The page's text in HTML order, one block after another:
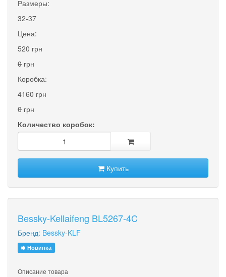
Размеры:
32-37
Цена:
520 грн
0 грн
Коробка:
4160 грн
0 грн
Количество коробок:
Купить
Bessky-Kellaifeng BL5267-4C
Бренд: Bessky-KLF
Новинка
Описание товара